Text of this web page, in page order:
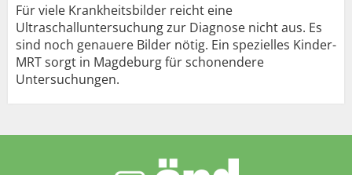
Für viele Krankheitsbilder reicht eine
Ultraschalluntersuchung zur Diagnose nicht aus. Es
sind noch genauere Bilder nötig. Ein spezielles Kinder-
MRT sorgt in Magdeburg für schonendere
Untersuchungen.